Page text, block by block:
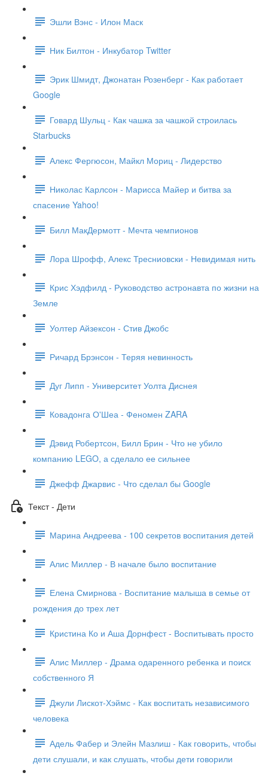
Эшли Вэнс - Илон Маск
Ник Билтон - Инкубатор Twitter
Эрик Шмидт, Джонатан Розенберг - Как работает
Google
Говард Шульц - Как чашка за чашкой строилась
Starbucks
Алекс Фергюсон, Майкл Мориц - Лидерство
Николас Карлсон - Марисса Майер и битва за
спасение Yahoo!
Билл МакДермотт - Мечта чемпионов
Лора Шрофф, Алекс Тресниовски - Невидимая нить
Крис Хэдфилд - Руководство астронавта по жизни на
Земле
Уолтер Айзексон - Стив Джобс
Ричард Брэнсон - Теряя невинность
Дуг Липп - Университет Уолта Диснея
Ковадонга О'Шеа - Феномен ZARA
Дэвид Робертсон, Билл Брин - Что не убило
компанию LEGO, а сделало ее сильнее
Джефф Джарвис - Что сделал бы Google
Текст - Дети
Марина Андреева - 100 секретов воспитания детей
Алис Миллер - В начале было воспитание
Елена Смирнова - Воспитание малыша в семье от
рождения до трех лет
Кристина Ко и Аша Дорнфест - Воспитывать просто
Алис Миллер - Драма одаренного ребенка и поиск
собственного Я
Джули Лискот-Хэймс - Как воспитать независимого
человека
Адель Фабер и Элейн Мазлиш - Как говорить, чтобы
дети слушали, и как слушать, чтобы дети говорили